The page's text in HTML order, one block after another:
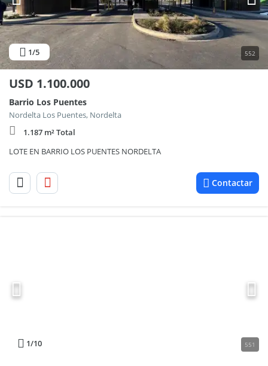
1/5 552
USD 1.100.000
Barrio Los Puentes
Nordelta Los Puentes, Nordelta
1.187 m² Total
LOTE EN BARRIO LOS PUENTES NORDELTA
Contactar
1/10 551